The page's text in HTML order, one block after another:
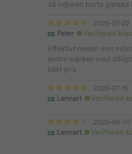
då odjuren borta ganska
2025-07-22
Peter
Verifierad
Effektivt medel mot
andra märken med
bäst pris
2025-07-15
Lennart
Verifierad
2025-06-07
Lennart
Verifierad